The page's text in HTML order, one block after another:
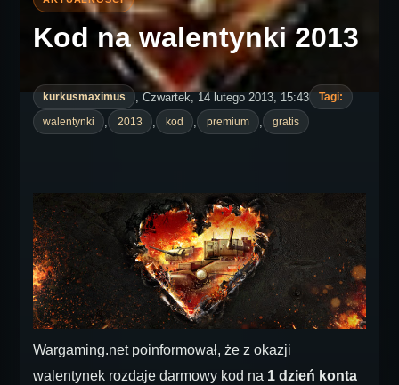
Kod na walentynki 2013
kurkusmaximus , Czwartek, 14 lutego 2013, 15:43
Tagi:
walentynki
2013 kod premium gratis
Wargaming.net poinformował, że z okazji
walentynek rozdaje darmowy kod na 1 dzień konta